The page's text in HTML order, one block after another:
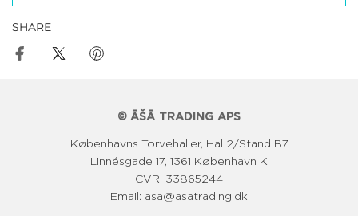
SHARE
© ĀŠĀ TRADING APS
Københavns Torvehaller, Hal 2/Stand B7
Linnésgade 17, 1361 København K
CVR: 33865244
Email: asa@asatrading.dk